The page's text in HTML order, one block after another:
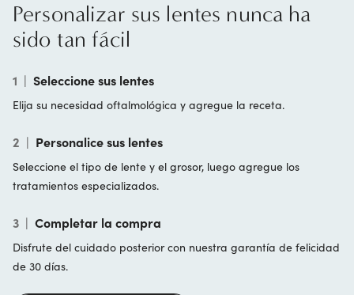
Personalizar sus lentes nunca ha
sido tan fácil
1 | Seleccione sus lentes
Elija su necesidad oftalmológica y agregue la receta.
2 | Personalice sus lentes
Seleccione el tipo de lente y el grosor, luego agregue los
tratamientos especializados.
3 | Completar la compra
Disfrute del cuidado posterior con nuestra garantía de felicidad
de 30 días.